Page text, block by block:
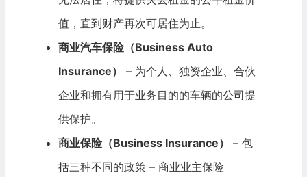
值，直到财产再次可居住为止。
商业汽车保险（Business Auto
Insurance）
– 为个人、独资企业、合伙
企业和拥有用于业务目的的车辆的公司提
供保护。
商业保险（Business Insurance）
– 包
括三种不同的政策 – 商业业主保险